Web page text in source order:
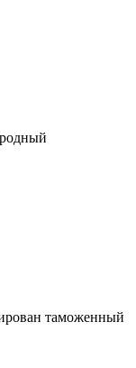
таможенный